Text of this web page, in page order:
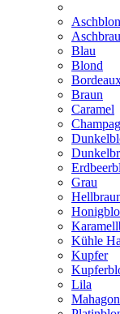
Blau
Blond
Braun
Caramel
Grau
Kühle
Kupfer
Lila